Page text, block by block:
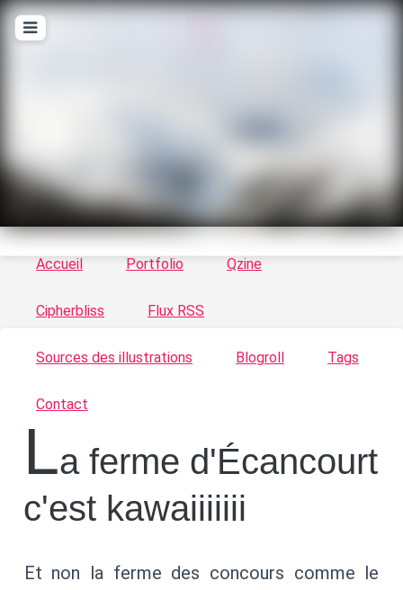
Le vortex à chats - Illustrations, trucs en tout
genre par Tykayn
Accueil Portfolio Qzine
Cipherbliss Flux RSS
Sources des illustrations Blogroll Tags
Contact
La ferme d'Écancourt
c'est kawaiiiiiii
Et non la ferme des concours comme le